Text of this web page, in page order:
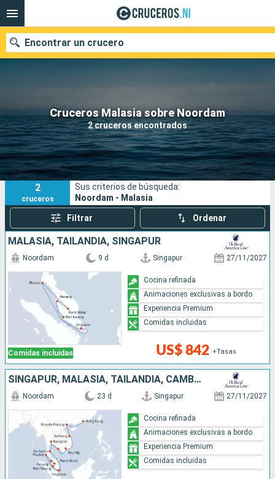
Cruceros Malasia sobre Noordam
2 cruceros encontrados
Encontrar un crucero
Nuestros destinos
Fecha de salida
Puertos Compañías
2
cruceros
Sus criterios de búsqueda:
Noordam - Malasia
Filtrar Ordenar
MALASIA, TAILANDIA, SINGAPUR
Comidas incluidas
Noordam 9 d Singapur 27/11/2027
US$ 842 +Tasas
Cocina refinada
Animaciones exclusivas a bordo
Experiencia Premium
Comidas incluidas
SINGAPUR, MALASIA, TAILANDIA, CAMBOYA, VIETNAM, CHINA
Noordam 23 d Singapur 27/11/2027
Cocina refinada
Animaciones exclusivas a bordo
Experiencia Premium
Comidas incluidas